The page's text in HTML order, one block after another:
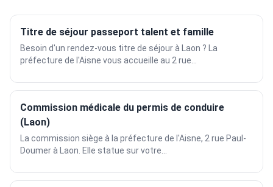
Titre de séjour passeport talent et famille
Besoin d'un rendez-vous titre de séjour à Laon ? La
préfecture de l'Aisne vous accueille au 2 rue...
Commission médicale du permis de conduire
(Laon)
La commission siège à la préfecture de l'Aisne, 2 rue Paul-
Doumer à Laon. Elle statue sur votre...